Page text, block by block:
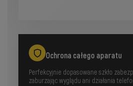
Ochrona całego aparatu
Perfekcyjnie dopasowane szkło
zaburzając wyglądu ani działania